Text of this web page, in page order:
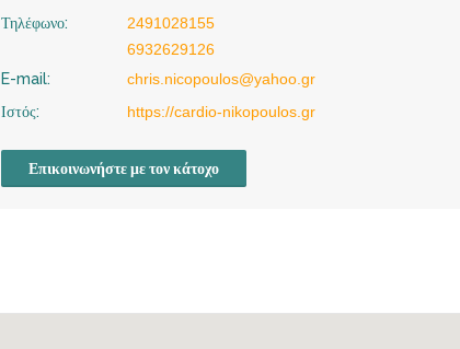
Τηλέφωνο:
2491028155
6932629126
E-mail:
chris.nicopoulos@yahoo.gr
Ιστός:
https://cardio-nikopoulos.gr
Επικοινωνήστε με τον κάτοχο